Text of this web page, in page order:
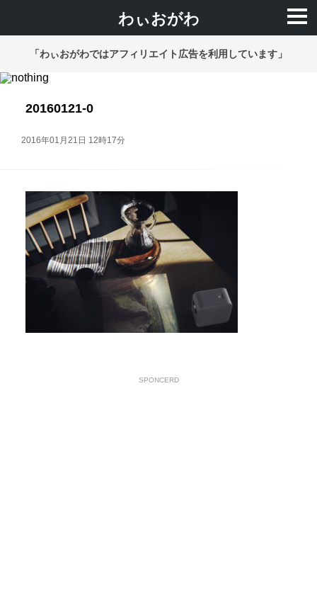
わぃおがわ
「わぃおがわではアフィリエイト広告を利用しています」
20160121-0
2016年01月21日 12時17分
SPONCERD